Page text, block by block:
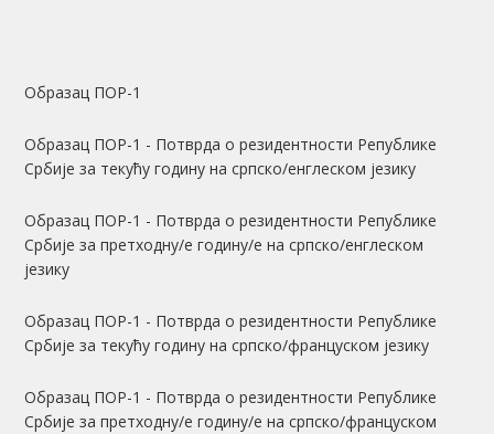
Образац ПОР-1
Образац ПОР-1 - Потврда о резидентности Републике
Србије за текућу годину на српско/енглеском језику
Образац ПОР-1 - Потврда о резидентности Републике
Србије за претходну/е годину/е на српско/енглеском
језику
Образац ПОР-1 - Потврда о резидентности Републике
Србије за текућу годину на српско/француском језику
Образац ПОР-1 - Потврда о резидентности Републике
Србије за претходну/е годину/е на српско/француском